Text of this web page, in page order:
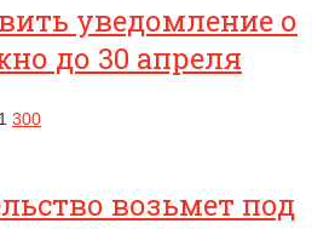
уведомление о
до 30 апреля
300
возьмет под